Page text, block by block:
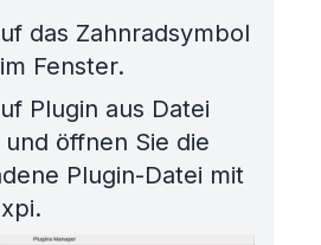
das Zahnradsymbol
Fenster.
Plugin aus Datei
öffnen Sie die
Plugin-Datei mit